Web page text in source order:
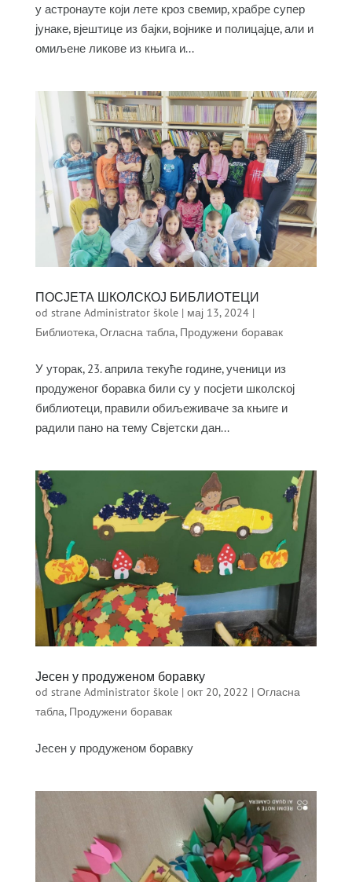
у астронауте који лете кроз свемир, храбре супер
јунаке, вјештице из бајки, војнике и полицајце, али и
омиљене ликове из књига и...
ПОСЈЕТА ШКОЛСКОЈ БИБЛИОТЕЦИ
od strane Administrator škole| мај 13, 2024|
Библиотека,Огласна табла, Продужени боравак
У уторак, 23. априла текуће године, ученици из
продуженог боравка били су у посјети школској
библиотеци, правили обиљеживаче за књиге и
радили пано на тему Свјетски дан...
Јесен у продуженом боравку
od strane Administrator škole| окт 20, 2022 | Огласна
табла, Продужени боравак
Јесен у продуженом боравку